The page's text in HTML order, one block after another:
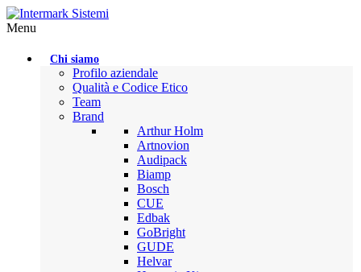
Menu
Chi siamo
Profilo aziendale
Qualità e Codice Etico
Team
Brand
Arthur Holm
Artnovion
Audipack
Biamp
Bosch
CUE
Edbak
GoBright
GUDE
Helvar